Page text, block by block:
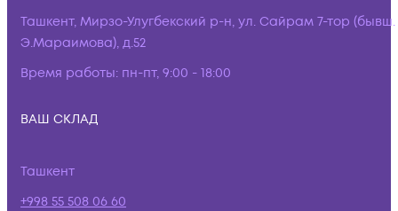
Ташкент, Мирзо-Улугбекский р-н, ул. Сайрам 7-тор (бывш.
Э.Мараимова), д.52
Время работы: пн-пт, 9:00 - 18:00
ВАШ СКЛАД
Ташкент
+998 55 508 06 60